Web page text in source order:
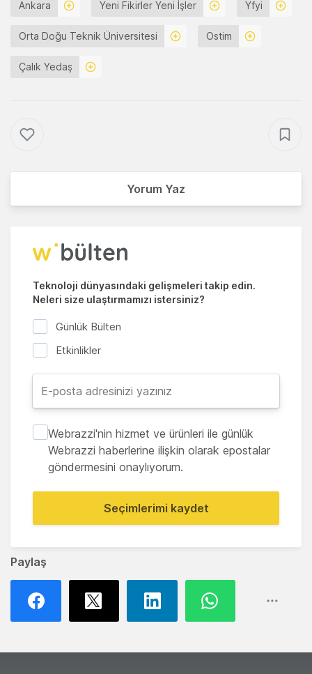
Paylaş
Ankara Yeni Fikirler Yeni İşler Yfyi
Orta Doğu Teknik Üniversitesi Ostim
Çalık Yedaş
Yorum Yaz
Teknoloji dünyasındaki gelişmeleri takip edin.
Neleri size ulaştırmamızı istersiniz?
Günlük Bülten
Etkinlikler
Webrazzi'nin hizmet ve ürünleri ile günlük
Webrazzi haberlerine ilişkin olarak epostalar
göndermesini onaylıyorum.
Seçimlerimi kaydet